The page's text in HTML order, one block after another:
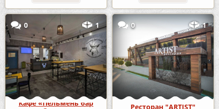
0 1
Кафе «Пельмень бар
0 1
Ресторан "ARTIST"